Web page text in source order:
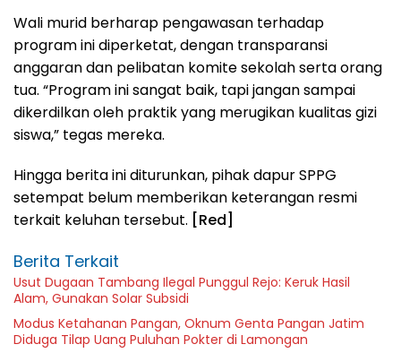
Wali murid berharap pengawasan terhadap
program ini diperketat, dengan transparansi
anggaran dan pelibatan komite sekolah serta orang
tua. “Program ini sangat baik, tapi jangan sampai
dikerdilkan oleh praktik yang merugikan kualitas gizi
siswa,” tegas mereka.
Hingga berita ini diturunkan, pihak dapur SPPG
setempat belum memberikan keterangan resmi
terkait keluhan tersebut. [Red]
Berita Terkait
Usut Dugaan Tambang Ilegal Punggul Rejo: Keruk Hasil
Alam, Gunakan Solar Subsidi
Modus Ketahanan Pangan, Oknum Genta Pangan Jatim
Diduga Tilap Uang Puluhan Pokter di Lamongan